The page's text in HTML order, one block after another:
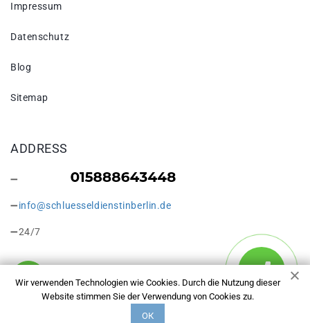
Wir verwenden Technologien wie Cookies. Durch die Nutzung dieser
Website stimmen Sie der Verwendung von Cookies zu.
ОК
Impressum
Datenschutz
Blog
Sitemap
ADDRESS
info@schluesseldienstinberlin.de
24/7
Copyright © 2026 Schlüsseldienst in Berlin Heinersdorf. Alle